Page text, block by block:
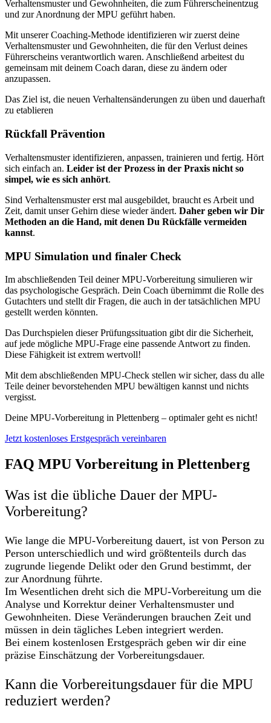
Verhaltensmuster und Gewohnheiten, die zum Führerscheinentzug
und zur Anordnung der MPU geführt haben.
Mit unserer Coaching-Methode identifizieren wir zuerst deine
Verhaltensmuster und Gewohnheiten, die für den Verlust deines
Führerscheins verantwortlich waren. Anschließend arbeitest du
gemeinsam mit deinem Coach daran, diese zu ändern oder
anzupassen.
Das Ziel ist, die neuen Verhaltensänderungen zu üben und dauerhaft
zu etablieren
Rückfall Prävention
Verhaltensmuster identifizieren, anpassen, trainieren und fertig. Hört
sich einfach an. Leider ist der Prozess in der Praxis nicht so
simpel, wie es sich anhört.
Sind Verhaltensmuster erst mal ausgebildet, braucht es Arbeit und
Zeit, damit unser Gehirn diese wieder ändert. Daher geben wir Dir
Methoden an die Hand, mit denen Du Rückfälle vermeiden
kannst.
MPU Simulation und finaler Check
Im abschließenden Teil deiner MPU-Vorbereitung simulieren wir
das psychologische Gespräch. Dein Coach übernimmt die Rolle des
Gutachters und stellt dir Fragen, die auch in der tatsächlichen MPU
gestellt werden könnten.
Das Durchspielen dieser Prüfungssituation gibt dir die Sicherheit,
auf jede mögliche MPU-Frage eine passende Antwort zu finden.
Diese Fähigkeit ist extrem wertvoll!
Mit dem abschließenden MPU-Check stellen wir sicher, dass du alle
Teile deiner bevorstehenden MPU bewältigen kannst und nichts
vergisst.
Deine MPU-Vorbereitung in Plettenberg – optimaler geht es nicht!
Jetzt kostenloses Erstgespräch vereinbaren
FAQ MPU Vorbereitung in Plettenberg
Was ist die übliche Dauer der MPU-
Vorbereitung?
Wie lange die MPU-Vorbereitung dauert, ist von Person zu
Person unterschiedlich und wird größtenteils durch das
zugrunde liegende Delikt oder den Grund bestimmt, der
zur Anordnung führte.
Im Wesentlichen dreht sich die MPU-Vorbereitung um die
Analyse und Korrektur deiner Verhaltensmuster und
Gewohnheiten. Diese Veränderungen brauchen Zeit und
müssen in dein tägliches Leben integriert werden.
Bei einem kostenlosen Erstgespräch geben wir dir eine
präzise Einschätzung der Vorbereitungsdauer.
Kann die Vorbereitungsdauer für die MPU
reduziert werden?